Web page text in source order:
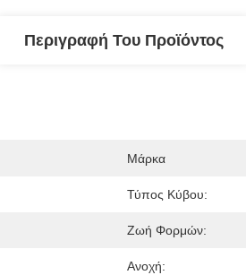
Περιγραφή Του Προϊόντος
Μάρκα
Τύπος Κύβου:
Ζωή Φορμών:
Ανοχή: